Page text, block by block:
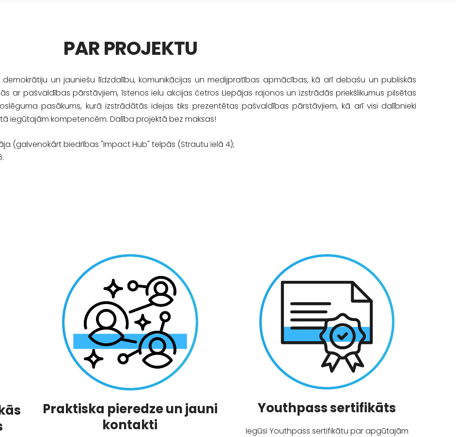
PAR PROJEKTU
un jauniešu līdzdalību, komunikācijas un medijpratības apmācības, kā arī debašu un publiskās
ar pašvaldības pārstāvjiem, īstenos ielu akcijas četros Liepājas rajonos un izstrādās priekšlikumus pilsētas
pasākums, kurā izstrādātās idejas tiks prezentētas pašvaldības pārstāvjiem, kā arī visi dalībnieki
iegūtajām kompetencēm. Dalība projektā bez maksas!
(galvenokārt biedrības "Impact Hub" telpās (Strautu ielā 4);
Praktiska pieredze un jauni
kontakti
Youthpass sertifikāts
Iegūsi Youthpass sertifikātu par apgūtajām